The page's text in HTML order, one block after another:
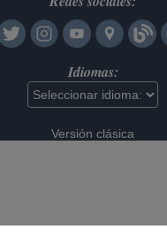
Idiomas:
Versión clásica